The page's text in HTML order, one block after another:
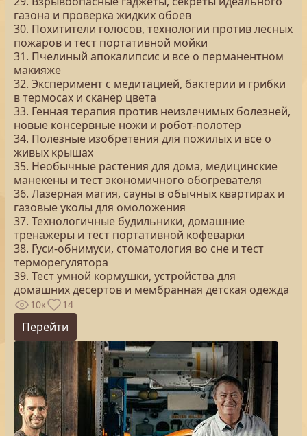
газона и проверка жидких обоев
30. Похитители голосов, технологии против лесных
пожаров и тест портативной мойки
31. Пчелиный апокалипсис и все о перманентном
макияже
32. Эксперимент с медитацией, бактерии и грибки
в термосах и сканер цвета
33. Генная терапия против неизлечимых болезней,
новые консервные ножи и робот-полотер
34. Полезные изобретения для пожилых и все о
живых крышах
35. Необычные растения для дома, медицинские
манекены и тест экономичного обогревателя
36. Лазерная магия, сауны в обычных квартирах и
газовые уколы для омоложения
37. Технологичные будильники, домашние
тренажеры и тест портативной кофеварки
38. Гуси-обнимуси, стоматология во сне и тест
терморегулятора
39. Тест умной кормушки, устройства для
домашних десертов и мембранная детская одежда
10к 14
Перейти